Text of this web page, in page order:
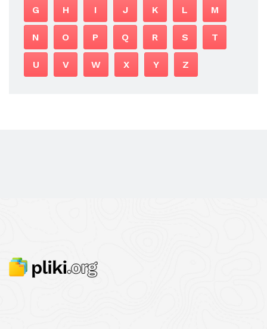
G H I J K L M
N O P Q R S T
U V W X Y Z